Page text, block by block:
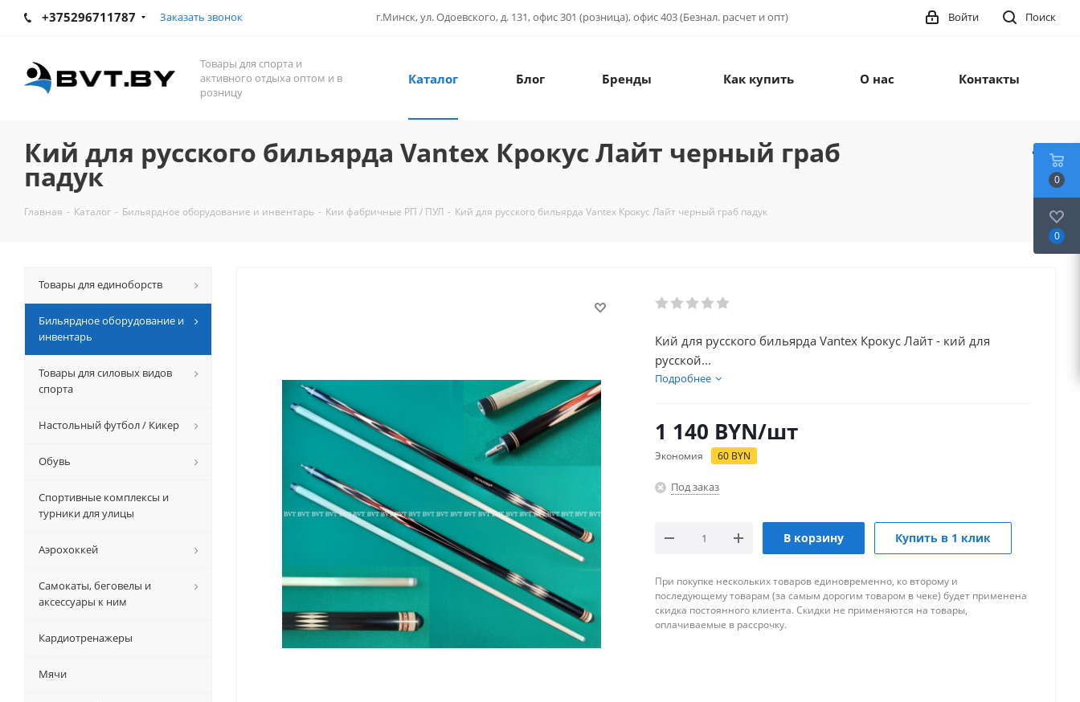
+375296711787 Заказать звонок г.Минск, ул. Одоевского, д. 131, офис 301 (розница), офис 403 (Безнал. расчет и опт) Поиск
Войти
Товары для спорта и
активного отдыха оптом и в
розницу
Каталог Блог Бренды Как купить О нас Контакты
Кий для русского бильярда Vantex Крокус Лайт черный граб
падук
Главная - Каталог - Бильярдное оборудование и инвентарь - Кии фабричные РП / ПУЛ - Кий для русского бильярда Vantex Крокус Лайт черный граб падук
Кий для русского бильярда Vantex Крокус Лайт - кий для
русской...
Подробнее
1 140 BYN/шт
Экономия 60 BYN
Под заказ
В корзину Купить в 1 клик
При покупке нескольких товаров единовременно, ко второму и
последующему товарам (за самым дорогим товаром в чеке) будет применена
скидка постоянного клиента. Скидки не применяются на товары,
оплачиваемые в рассрочку.
Товары для единоборств
Бильярдное оборудование и
инвентарь
Товары для силовых видов
спорта
Настольный футбол / Кикер
Обувь
Спортивные комплексы и
турники для улицы
Аэрохоккей
Самокаты, беговелы и
аксессуары к ним
Кардиотренажеры
Мячи
0
0